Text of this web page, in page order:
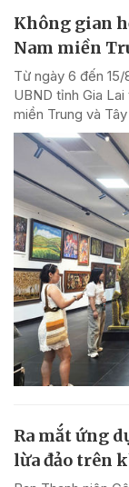
Không gian
Nam miền
Từ ngày 6 đến
UBND tỉnh Gia
miền Trung và
Ra mắt ứng
lừa đảo trên